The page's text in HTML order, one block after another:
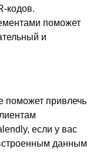
кодов.
поможет
и
поможет привлечь
если у вас
данным